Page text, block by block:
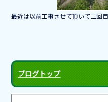
最近は以前工事させて頂いて二回
ブログトップ